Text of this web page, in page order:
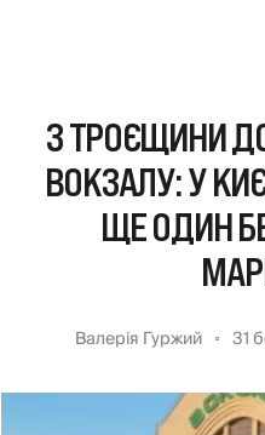
З ТРОЄЩИНИ
ВОКЗАЛУ: У
ЩЕ ОДИН
Валерія Гуржий 31